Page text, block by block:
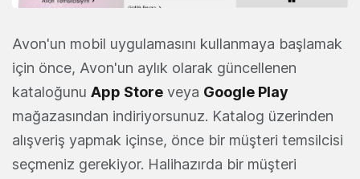
Avon'un mobil uygulamasını kullanmaya başlamak
için önce, Avon'un aylık olarak güncellenen
kataloğunu App Store veya Google Play
mağazasından indiriyorsunuz. Katalog üzerinden
alışveriş yapmak içinse, önce bir müşteri temsilcisi
seçmeniz gerekiyor. Halihazırda bir müşteri